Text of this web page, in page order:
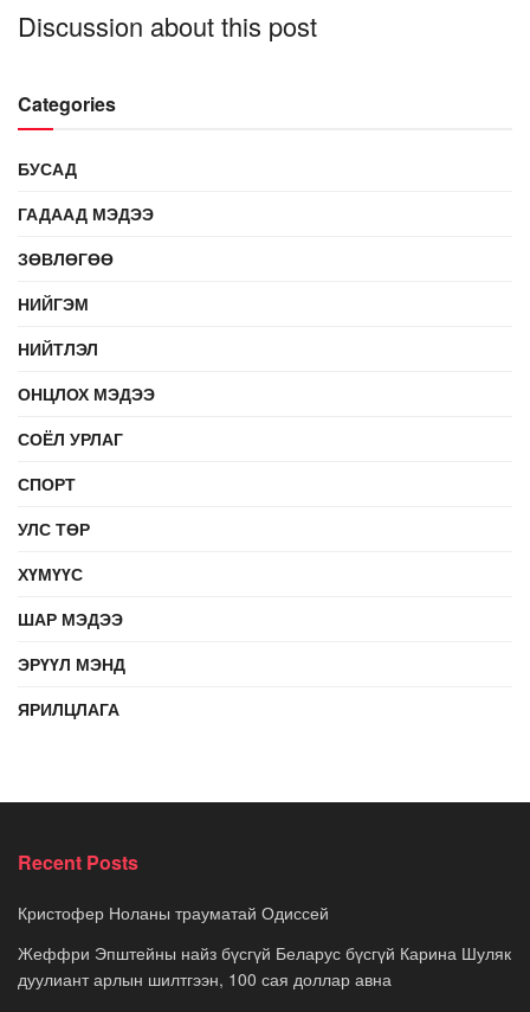
Discussion about this post
Categories
БУСАД
ГАДААД МЭДЭЭ
ЗӨВЛӨГӨӨ
НИЙГЭМ
НИЙТЛЭЛ
ОНЦЛОХ МЭДЭЭ
СОЁЛ УРЛАГ
СПОРТ
УЛС ТӨР
ХҮМҮҮС
ШАР МЭДЭЭ
ЭРҮҮЛ МЭНД
ЯРИЛЦЛАГА
Recent Posts
Кристофер Ноланы трауматай Одиссей
Жеффри Эпштейны найз бүсгүй Беларус бүсгүй Карина Шуляк
дуулиант арлын шилтгээн, 100 сая доллар авна